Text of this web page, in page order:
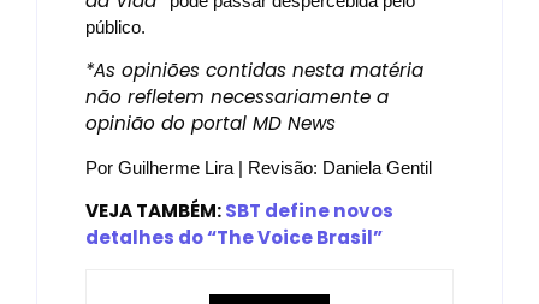
público.
*As opiniões contidas nesta matéria
não refletem necessariamente a
opinião do portal MD News
Por Guilherme Lira | Revisão: Daniela Gentil
VEJA TAMBÉM:SBT define novos
detalhes do “The Voice Brasil”